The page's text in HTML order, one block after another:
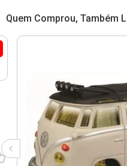
Quem Comprou, Também